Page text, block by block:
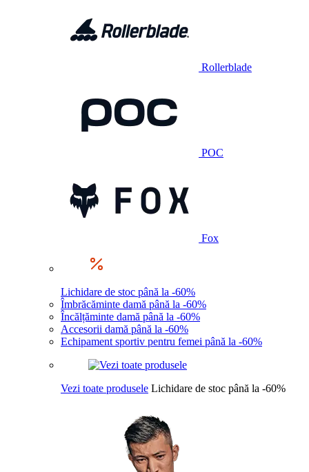
Rollerblade
POC
Fox
Lichidare de stoc până la -60%
Îmbrăcăminte damă până la -60%
Încălțăminte damă până la -60%
Accesorii damă până la -60%
Echipament sportiv pentru femei până la -60%
Vezi toate produsele Lichidare de stoc până la -60%